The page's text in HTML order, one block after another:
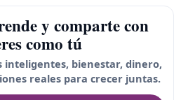
y comparte con
como tú
inteligentes, bienestar, dinero,
reales para crecer juntas.